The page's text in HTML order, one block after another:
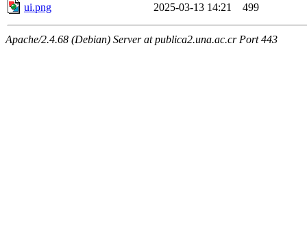
ui.png
2025-03-13 14:21 499
Apache/2.4.68 (Debian) Server at publica2.una.ac.cr Port 443